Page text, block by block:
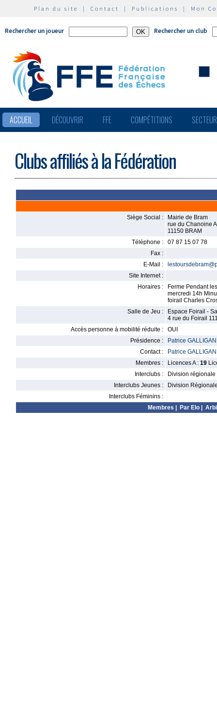
Plan du site | Contact | Publications | Mon
Rechercher un joueur Rechercher un club
ACCUEIL DÉCOUVRIR FFE COMPÉTITIONS
Clubs affiliés à la Fédération
Siège Social :
Mairie de Bram
rue du Chanoine
11150 BRAM
Téléphone :
07 87 15 07 78
Fax :
E-Mail :
Site Internet :
Horaires :
Ferme Pendant
mercredi 14h
foirail Charles
Salle de Jeu :
Espace Foirail -
4 rue du Foirail
Accès personne à mobilité réduite :
OUI
Présidence :
Patrice
Contact :
Patrice
Membres :
Licences A : 19
Interclubs :
Division régionale
Interclubs Jeunes :
Division
Interclubs Féminins :
Membres
Par Elo